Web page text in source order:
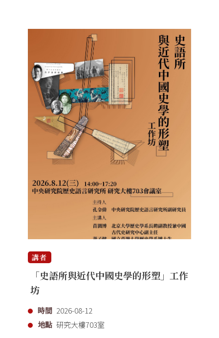
講者
「史語所與近代中國史學的形塑」工作
坊
時間 2026-08-12
地點 研究大樓703室